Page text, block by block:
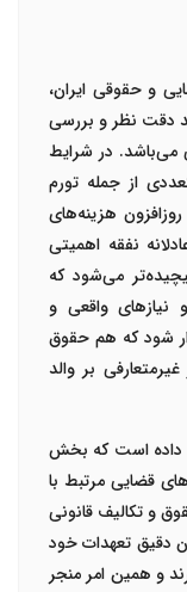
و حقوقی ایران،
دقت نظر و بررسی
می‌باشد. در شرایط
از جمله تورم
هزینه‌های
نفقه اهمیتی
می‌شود که
نیازهای واقعی و
شود که هم حقوق
بر والد
داده است که بخش
قضایی مرتبط با
و تکالیف قانونی
دقیق تعهدات خود
و همین امر منجر